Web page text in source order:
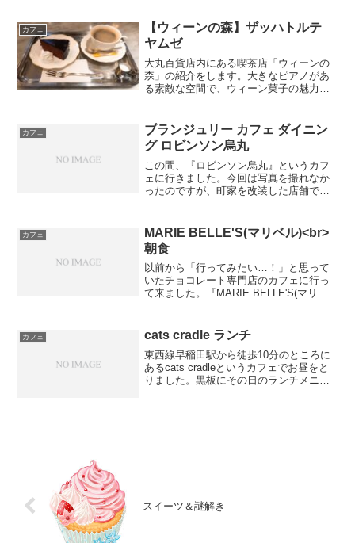
を...
カフェ
【ウィーンの森】ザッハトルテ
ヤムゼ
大丸百貨店内にある喫茶店「ウィーンの
森」の紹介をします。大きなピアノがあ
る素敵な空間で、ウィーン菓子の魅力を
ハトルテ ヤムゼ（税込1,111円）ザッハ
トルテ（単品税込5...
カフェ
ブランジュリー カフェ ダイニン
グ ロビンソン烏丸
この間、『ロビンソン烏丸』というカフ
ェに行きました。今回は写真を撮れなか
ったのですが、町家を改装した店舗で、
せんでしたが、いつか行ってみたいです
ね。ランチが11:30〜...
カフェ
MARIE BELLE'S(マリベル)<br>
朝食
以前から「行ってみたい…！」と思って
いたチョコレート専門店のカフェに行っ
て来ました。『MARIE BELLE'S(マリベ
目的で11:30頃着きましたが、10:00〜1...
カフェ cats cradle ランチ
東西線早稲田駅から徒歩10分のところに
あるcats cradleというカフェでお昼をと
りました。黒板にその日のランチメニュ
スイーツ＆謎解き